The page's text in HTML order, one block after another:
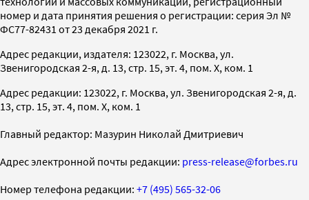
номер и дата принятия решения о регистрации: серия Эл №
ФС77-82431 от 23 декабря 2021 г.
Адрес редакции, издателя: 123022, г. Москва, ул.
Звенигородская 2-я, д. 13, стр. 15, эт. 4, пом. X, ком. 1
Адрес редакции: 123022, г. Москва, ул. Звенигородская 2-я, д.
13, стр. 15, эт. 4, пом. X, ком. 1
Главный редактор: Мазурин Николай Дмитриевич
Адрес электронной почты редакции: press-release@forbes.ru
Номер телефона редакции: +7 (495) 565-32-06